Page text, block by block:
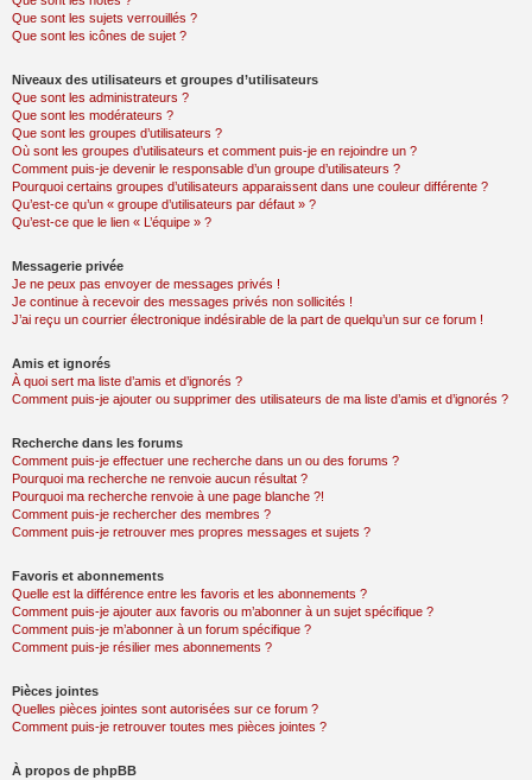
Que sont les sujets verrouillés ?
Que sont les icônes de sujet ?
Niveaux des utilisateurs et groupes d’utilisateurs
Que sont les administrateurs ?
Que sont les modérateurs ?
Que sont les groupes d’utilisateurs ?
Où sont les groupes d’utilisateurs et comment puis-je en rejoindre un ?
Comment puis-je devenir le responsable d’un groupe d’utilisateurs ?
Pourquoi certains groupes d’utilisateurs apparaissent dans une couleur différente ?
Qu’est-ce qu’un « groupe d’utilisateurs par défaut » ?
Qu’est-ce que le lien « L’équipe » ?
Messagerie privée
Je ne peux pas envoyer de messages privés !
Je continue à recevoir des messages privés non sollicités !
J’ai reçu un courrier électronique indésirable de la part de quelqu’un sur ce forum !
Amis et ignorés
À quoi sert ma liste d’amis et d’ignorés ?
Comment puis-je ajouter ou supprimer des utilisateurs de ma liste d’amis et d’ignorés ?
Recherche dans les forums
Comment puis-je effectuer une recherche dans un ou des forums ?
Pourquoi ma recherche ne renvoie aucun résultat ?
Pourquoi ma recherche renvoie à une page blanche ?!
Comment puis-je rechercher des membres ?
Comment puis-je retrouver mes propres messages et sujets ?
Favoris et abonnements
Quelle est la différence entre les favoris et les abonnements ?
Comment puis-je ajouter aux favoris ou m’abonner à un sujet spécifique ?
Comment puis-je m’abonner à un forum spécifique ?
Comment puis-je résilier mes abonnements ?
Pièces jointes
Quelles pièces jointes sont autorisées sur ce forum ?
Comment puis-je retrouver toutes mes pièces jointes ?
À propos de phpBB